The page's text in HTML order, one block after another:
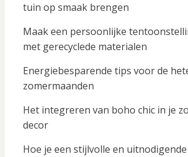
tuin op smaak brengen
Maak een persoonlijke
met gerecyclede materialen
Energiebesparende tips voor de
zomermaanden
Het integreren van boho chic in je
decor
Hoe je een stijlvolle en